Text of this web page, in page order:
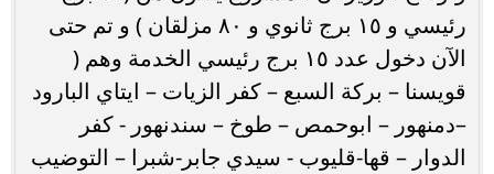
رئيسي و ١٥ برج ثانوي و ٨٠ مزلقان ) و تم حتى
الآن دخول عدد ١٥ برج رئيسي الخدمة وهم (
قويسنا – بركة السبع – كفر الزيات – ايتاي البارود
–دمنهور – ابوحمص – طوخ – سندنهور - كفر
الدوار – قها-قليوب - سيدي جابر-شبرا – التوضيب